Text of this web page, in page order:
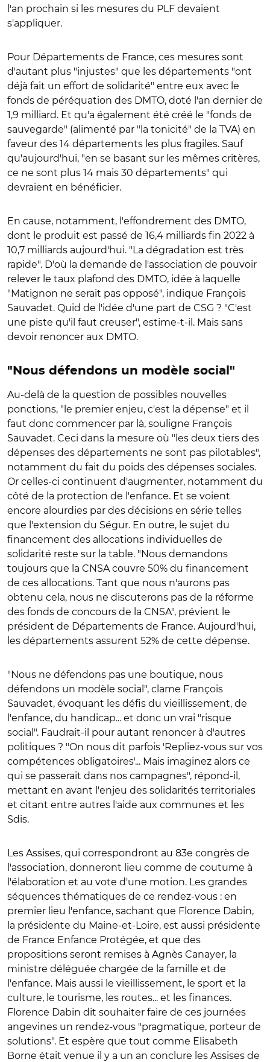
l'an prochain si les mesures du PLF devaient
s'appliquer.
Pour Départements de France, ces mesures sont
d'autant plus "injustes" que les départements "ont
déjà fait un effort de solidarité" entre eux avec le
fonds de péréquation des DMTO, doté l'an dernier de
1,9 milliard. Et qu'a également été créé le "fonds de
sauvegarde" (alimenté par "la tonicité" de la TVA) en
faveur des 14 départements les plus fragiles. Sauf
qu'aujourd'hui, "en se basant sur les mêmes critères,
ce ne sont plus 14 mais 30 départements" qui
devraient en bénéficier.
En cause, notamment, l'effondrement des DMTO,
dont le produit est passé de 16,4 milliards fin 2022 à
10,7 milliards aujourd'hui. "La dégradation est très
rapide". D'où la demande de l'association de pouvoir
relever le taux plafond des DMTO, idée à laquelle
"Matignon ne serait pas opposé", indique François
Sauvadet. Quid de l'idée d'une part de CSG ? "C'est
une piste qu'il faut creuser", estime-t-il. Mais sans
devoir renoncer aux DMTO.
"Nous défendons un modèle social"
Au-delà de la question de possibles nouvelles
ponctions, "le premier enjeu, c'est la dépense" et il
faut donc commencer par là, souligne François
Sauvadet. Ceci dans la mesure où "les deux tiers des
dépenses des départements ne sont pas pilotables",
notamment du fait du poids des dépenses sociales.
Or celles-ci continuent d'augmenter, notamment du
côté de la protection de l'enfance. Et se voient
encore alourdies par des décisions en série telles
que l'extension du Ségur. En outre, le sujet du
financement des allocations individuelles de
solidarité reste sur la table. "Nous demandons
toujours que la CNSA couvre 50% du financement
de ces allocations. Tant que nous n'aurons pas
obtenu cela, nous ne discuterons pas de la réforme
des fonds de concours de la CNSA", prévient le
président de Départements de France. Aujourd'hui,
les départements assurent 52% de cette dépense.
"Nous ne défendons pas une boutique, nous
défendons un modèle social", clame François
Sauvadet, évoquant les défis du vieillissement, de
l'enfance, du handicap... et donc un vrai "risque
social". Faudrait-il pour autant renoncer à d'autres
politiques ? "On nous dit parfois 'Repliez-vous sur vos
compétences obligatoires'... Mais imaginez alors ce
qui se passerait dans nos campagnes", répond-il,
mettant en avant l'enjeu des solidarités territoriales
et citant entre autres l'aide aux communes et les
Sdis.
Les Assises, qui correspondront au 83e congrès de
l'association, donneront lieu comme de coutume à
l'élaboration et au vote d'une motion. Les grandes
séquences thématiques de ce rendez-vous : en
premier lieu l'enfance, sachant que Florence Dabin,
la présidente du Maine-et-Loire, est aussi présidente
de France Enfance Protégée, et que des
propositions seront remises à Agnès Canayer, la
ministre déléguée chargée de la famille et de
l'enfance. Mais aussi le vieillissement, le sport et la
culture, le tourisme, les routes... et les finances.
Florence Dabin dit souhaiter faire de ces journées
angevines un rendez-vous "pragmatique, porteur de
solutions". Et espère que tout comme Elisabeth
Borne était venue il y a un an conclure les Assises de